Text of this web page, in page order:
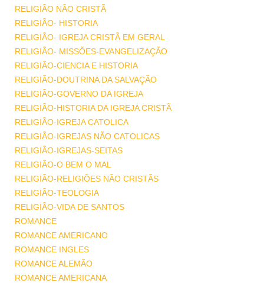
RELIGIÃO NÃO CRISTÃ
RELIGIÃO- HISTORIA
RELIGIÃO- IGREJA CRISTÃ EM GERAL
RELIGIÃO- MISSÕES-EVANGELIZAÇÃO
RELIGIÃO-CIENCIA E HISTORIA
RELIGIÃO-DOUTRINA DA SALVAÇÃO
RELIGIÃO-GOVERNO DA IGREJA
RELIGIÃO-HISTORIA DA IGREJA CRISTÃ
RELIGIÃO-IGREJA CATOLICA
RELIGIÃO-IGREJAS NÃO CATOLICAS
RELIGIÃO-IGREJAS-SEITAS
RELIGIÃO-O BEM O MAL
RELIGIÃO-RELIGIÕES NÃO CRISTÃS
RELIGIÃO-TEOLOGIA
RELIGIÃO-VIDA DE SANTOS
ROMANCE
ROMANCE AMERICANO
ROMANCE INGLES
ROMANCE ALEMÃO
ROMANCE AMERICANA